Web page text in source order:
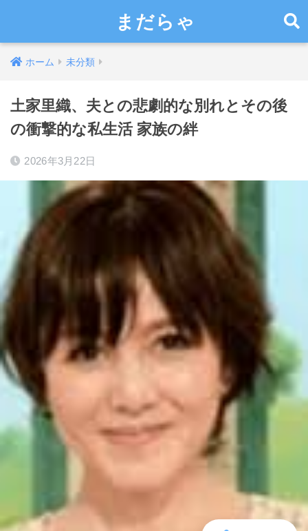
まだらゃ
ホーム 未分類
土家里織、夫との悲劇的な別れとその後
の衝撃的な私生活 家族の絆
2026年3月22日